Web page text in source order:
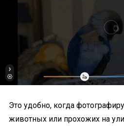
Это удобно, когда
животных или прохожих на